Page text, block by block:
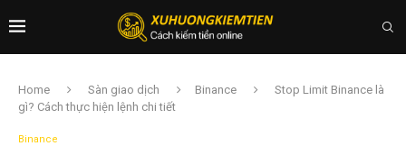
Home Sàn giao dịch Binance
Stop Limit Binance là
gì? Cách thực hiện lệnh chi tiết
Binance